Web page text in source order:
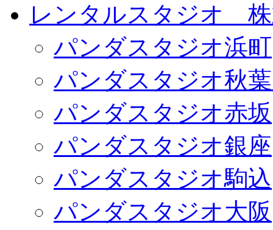
レンタルスタジオ 株
パンダスタジオ浜町
パンダスタジオ秋
パンダスタジオ赤坂
パンダスタジオ銀座
パンダスタジオ駒込
パンダスタジオ大阪